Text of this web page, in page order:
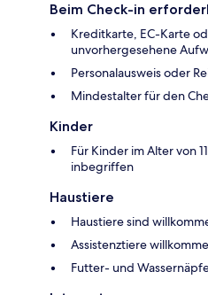
Beim Check-in
Kreditkarte, EC-Karte
unvorhergesehene
Personalausweis oder
Mindestalter für den
Kinder
Für Kinder im Alter von
inbegriffen
Haustiere
Haustiere sind
Assistenztiere
Futter- und